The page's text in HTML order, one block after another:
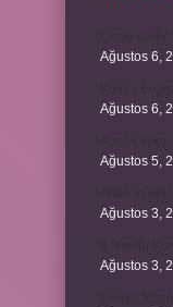
Ağustos 6,
Ağustos 6,
Ağustos 5,
Ağustos 3,
Ağustos 3,